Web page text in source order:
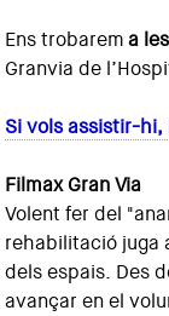
Ens trobarema
Granvia de
Si vols assistir-
Filmax Gran Via
Volent fer del
rehabilitació juga
dels espais. Des
avançar en el